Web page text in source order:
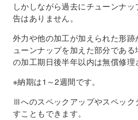
しかしながら過去にチューンナ
告はありません。
外力や他の加工が加えられた形
ューンナップを加えた部分であ
の加工期日後半年以内は無償修理
※納期は1～2週間です。
Ⅲへのスペックアップやスペック
すこともできます。